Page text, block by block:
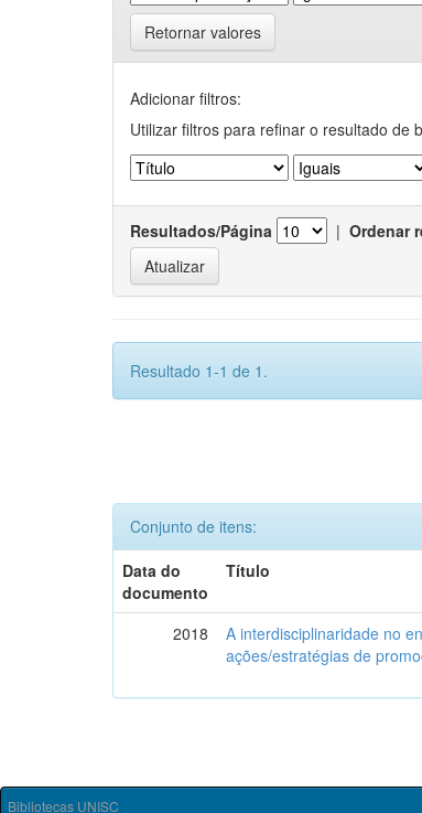
Retornar valores
Adicionar filtros:
Utilizar filtros para refinar o resultado de
Resultados/Página | Ordenar
Resultado 1-1 de 1.
Conjunto de itens:
Data do
documento
Título
2018
A interdisciplinaridade no
ações/estratégias de
Bibliotecas UNISC